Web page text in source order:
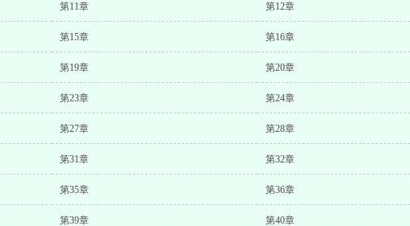
第11章 第12章
第15章 第16章
第19章 第20章
第23章 第24章
第27章 第28章
第31章 第32章
第35章 第36章
第39章 第40章